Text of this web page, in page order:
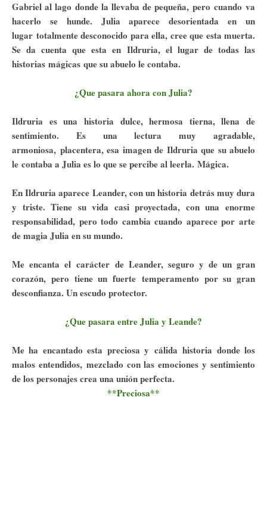
Gabriel al lago donde la llevaba de pequeña, pero cuando va
hacerlo se hunde. Julia aparece desorientada en un
lugar totalmente desconocido para ella, cree que esta muerta.
Se da cuenta que esta en Ildruria, el lugar de todas las
historias mágicas que su abuelo le contaba.
¿Que pasara ahora con Julia?
Ildruria es una historia dulce, hermosa tierna, llena de
sentimiento. Es una lectura muy agradable,
armoniosa, placentera, esa imagen de Ildruria que su abuelo
le contaba a Julia es lo que se percibe al leerla. Mágica.
En Ildruria aparece Leander, con un historia detrás muy dura
y triste. Tiene su vida casi proyectada, con una enorme
responsabilidad, pero todo cambia cuando aparece por arte
de magia Julia en su mundo.
Me encanta el carácter de Leander, seguro y de un gran
corazón, pero tiene un fuerte temperamento por su gran
desconfianza. Un escudo protector.
¿Que pasara entre Julia y Leande?
Me ha encantado esta preciosa y cálida historia donde los
malos entendidos, mezclado con las emociones y sentimiento
de los personajes crea una unión perfecta.
**Preciosa**